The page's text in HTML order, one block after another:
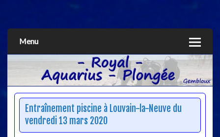
Menu
Entraînement piscine à Louvain-la-Neuve du
vendredi 13 mars 2020